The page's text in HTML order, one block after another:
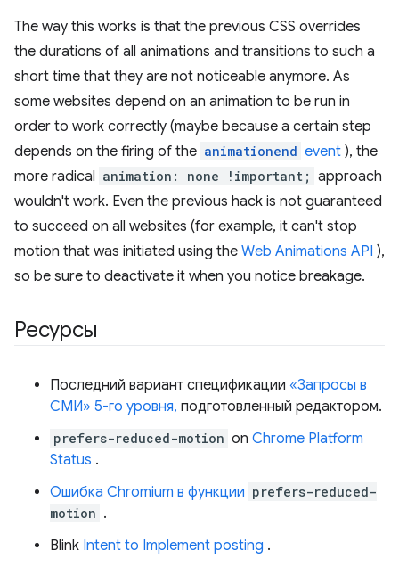
The way this works is that the previous CSS overrides
the durations of all animations and transitions to such a
short time that they are not noticeable anymore. As
some websites depend on an animation to be run in
order to work correctly (maybe because a certain step
depends on the firing of the animationend event ), the
more radical animation: none !important; approach
wouldn't work. Even the previous hack is not guaranteed
to succeed on all websites (for example, it can't stop
motion that was initiated using the Web Animations API ),
so be sure to deactivate it when you notice breakage.
Ресурсы
Последний вариант спецификации «Запросы в
СМИ» 5-го уровня, подготовленный редактором.
prefers-reduced-motion on Chrome Platform
Status .
Ошибка Chromium в функции prefers-reduced-
motion .
Blink Intent to Implement posting .